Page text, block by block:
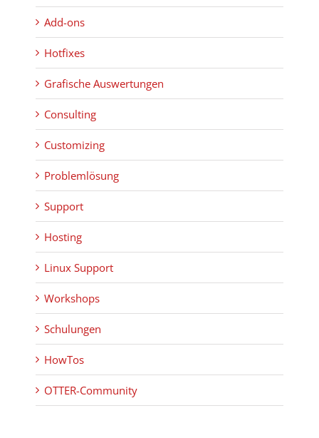
Add-ons
Hotfixes
Grafische Auswertungen
Consulting
Customizing
Problemlösung
Support
Hosting
Linux Support
Workshops
Schulungen
HowTos
OTTER-Community